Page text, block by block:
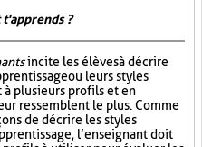
?
incite les élèves à décrire
ou leurs styles
à plusieurs profils et en
ressemblent le plus. Comme
de décrire les styles
l’enseignant doit